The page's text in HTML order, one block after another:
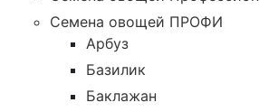
Семена овощей ПРОФИ
Арбуз
Базилик
Баклажан